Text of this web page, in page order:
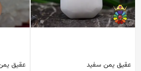
عقیق یمن سفید عقیق